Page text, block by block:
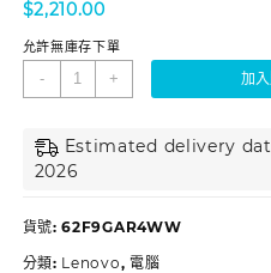
$2,210.00
允許無庫存下單
- + 加
Estimated delivery
2026
貨號:62F9GAR4WW
分類: Lenovo, 電腦